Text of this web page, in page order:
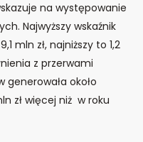
na występowanie
Najwyższy wskaźnik
mln zł, najniższy to 1,2
z przerwami
generowała około
zł więcej niż w roku